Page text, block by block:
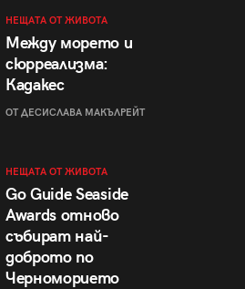
НЕЩАТА ОТ ЖИВОТА
Между морето и
сюрреализма:
Кадакес
ОТ ДЕСИСЛАВА МАКЪЛРЕЙТ
НЕЩАТА ОТ ЖИВОТА
Go Guide Seaside
Awards отново
събират най-
доброто по
Черноморието